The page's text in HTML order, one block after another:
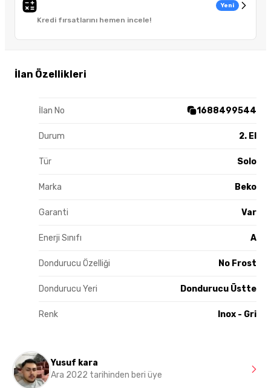
Kredi fırsatlarını hemen incele!
Yeni
İlan Özellikleri
İlan No 1688499544
Durum 2. El
Tür Solo
Marka Beko
Garanti Var
Enerji Sınıfı A
Dondurucu Özelliği No Frost
Dondurucu Yeri Dondurucu Üstte
Renk Inox - Gri
Yusuf kara
Ara 2022 tarihinden beri üye